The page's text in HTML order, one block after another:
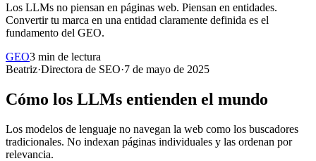
Los LLMs no piensan en páginas web. Piensan en entidades.
Convertir tu marca en una entidad claramente definida es el
fundamento del GEO.
GEO3 min de lectura
Beatriz·Directora de SEO·7 de mayo de 2025
Cómo los LLMs entienden el mundo
Los modelos de lenguaje no navegan la web como los buscadores
tradicionales. No indexan páginas individuales y las ordenan por
relevancia.